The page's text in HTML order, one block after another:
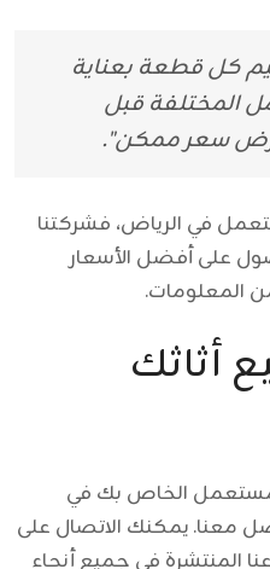
كل قطعة بعناية
المختلفة قبل
سعر ممكن".
في الرياض، فشركتنا
على أفضل الأسعار
المعلومات.
أثاثك
الخاص بك في
معنا. يمكنك الاتصال على
المنتشرة في جميع أنحاء